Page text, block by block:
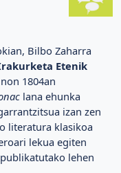
Bilbo Zaharra
Etenik
1804an
lana ehunka
izan zen
literatura klasikoa
lekua egiten
lehen